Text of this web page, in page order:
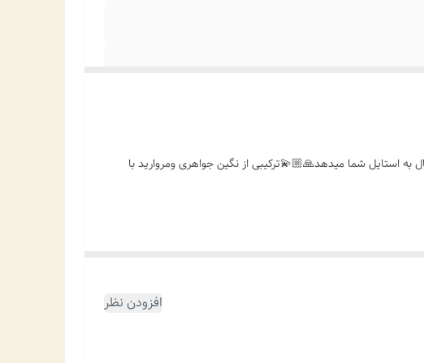
استایل شما میدهد🙏🏼💫ترکیبی از نگین جواهری ومروارید با
افزودن نظر